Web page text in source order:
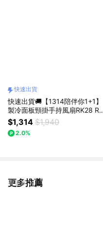
快速出貨
快速出貨🚚【1314陪伴你1+1】
製冷面板頸掛手持風扇RK28 RA
STO+自帶雙線20W快充行動電
源 B100 E-books
$1,314 $1,940
2.0%
更多推薦
看更多